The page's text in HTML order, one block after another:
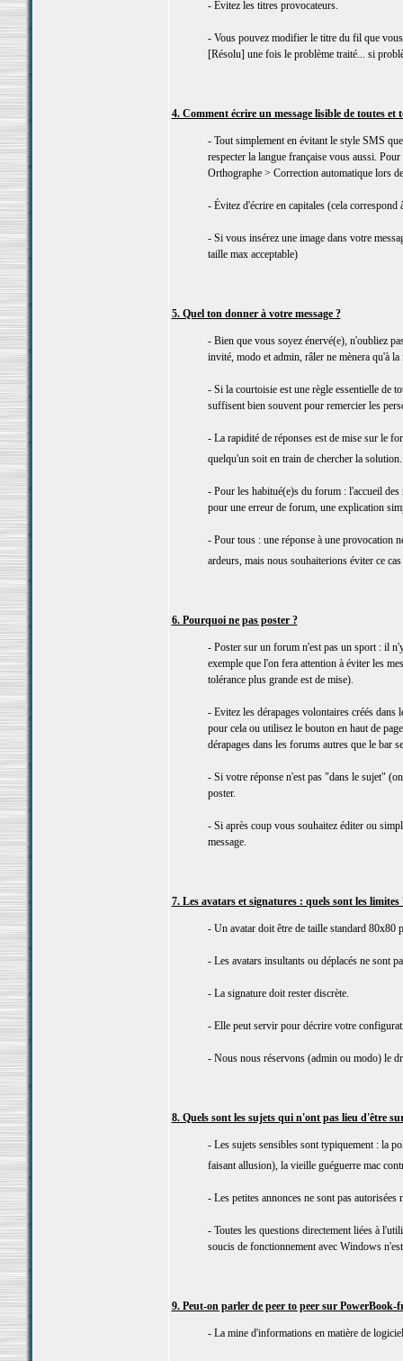
- Évitez les titres provocateurs.
- Vous pouvez modifier le titre du fil que vous
[Résolu] une fois le problème traité... si
4. Comment écrire un message lisible de toutes et
- Tout simplement en évitant le style SMS
respecter la langue française vous aussi.
Orthographe > Correction automatique lors
- Évitez d'écrire en capitales (cela
- Si vous insérez une image dans votre
taille max acceptable)
5. Quel ton donner à votre message ?
- Bien que vous soyez énervé(e), n'oubliez
invité, modo et admin, râler ne mènera qu'à
- Si la courtoisie est une règle essentielle de
suffisent bien souvent pour remercier les
- La rapidité de réponses est de mise sur le
quelqu'un soit en train de chercher la
- Pour les habitué(e)s du forum : l'accueil
pour une erreur de forum, une explication
- Pour tous : une réponse à une provocation
ardeurs, mais nous souhaiterions éviter ce
6. Pourquoi ne pas poster ?
- Poster sur un forum n'est pas un sport : il
exemple que l'on fera attention à éviter les
tolérance plus grande est de mise).
- Evitez les dérapages volontaires créés
pour cela ou utilisez le bouton en haut de
dérapages dans les forums autres que le bar
- Si votre réponse n'est pas "dans le sujet"
poster.
- Si après coup vous souhaitez éditer ou
message.
7. Les avatars et signatures : quels sont les limites
- Un avatar doit être de taille standard 80x80
- Les avatars insultants ou déplacés ne sont
- La signature doit rester discrète.
- Elle peut servir pour décrire votre
- Nous nous réservons (admin ou modo) le
8. Quels sont les sujets qui n'ont pas lieu d'être
- Les sujets sensibles sont typiquement : la
faisant allusion), la vieille guéguerre mac
- Les petites annonces ne sont pas
- Toutes les questions directement liées à
soucis de fonctionnement avec Windows
9. Peut-on parler de peer to peer sur PowerBook-
- La mine d'informations en matière de